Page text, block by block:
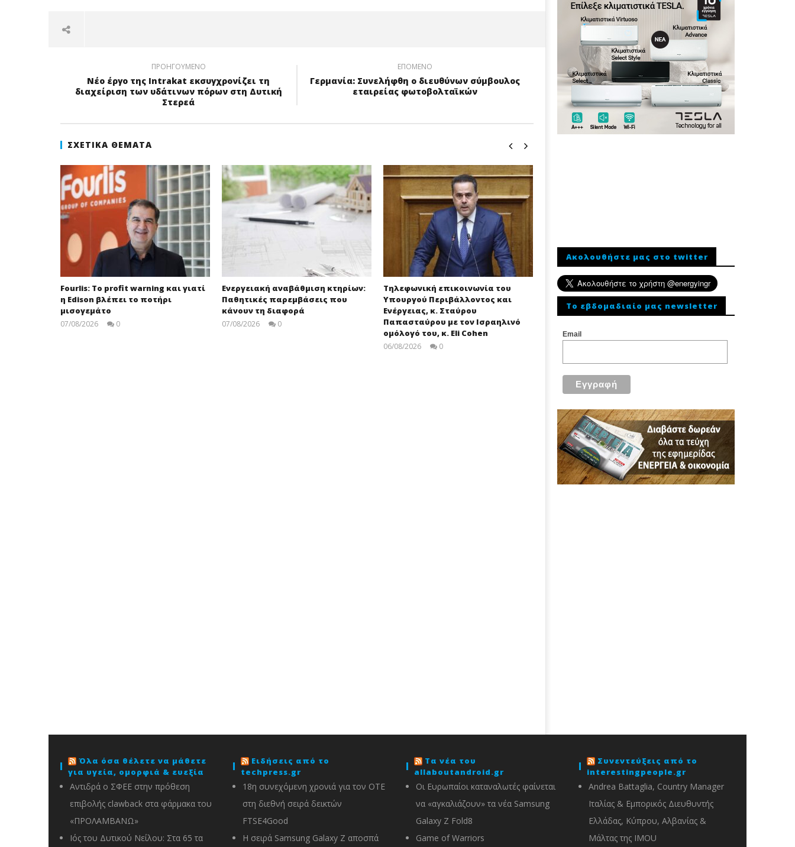
ΠΡΟΗΓΟΎΜΕΝΟ
Νέο έργο της Intrakat εκσυγχρονίζει τη
διαχείριση των υδάτινων πόρων στη Δυτική
Στερεά
ΕΠΌΜΕΝΟ
Γερμανία: Συνελήφθη ο διευθύνων σύμβουλος
εταιρείας φωτοβολταϊκών
ΣΧΕΤΙΚΆ ΘΈΜΑΤΑ
Fourlis: Το profit warning και γιατί
η Edison βλέπει το ποτήρι
μισογεμάτο
07/08/2026 0
Ενεργειακή αναβάθμιση κτηρίων:
Παθητικές παρεμβάσεις που
κάνουν τη διαφορά
07/08/2026 0
Τηλεφωνική επικοινωνία του
Υπουργού Περιβάλλοντος και
Ενέργειας, κ. Σταύρου
Παπασταύρου με τον Ισραηλινό
ομόλογό του, κ. Eli Cohen
06/08/2026 0
Ακολουθήστε μας στο twitter
To εβδομαδιαίο μας newsletter
Email
Όλα όσα θέλετε να μάθετε
για υγεία, ομορφιά & ευεξία
Αντιδρά ο ΣΦΕΕ στην πρόθεση
επιβολής clawback στα φάρμακα του
«ΠΡΟΛΑΜΒΑΝΩ»
Ιός του Δυτικού Νείλου: Στα 65 τα
Ειδήσεις από το
techpress.gr
18η συνεχόμενη χρονιά για τον ΟΤΕ
στη διεθνή σειρά δεικτών
FTSE4Good
Η σειρά Samsung Galaxy Z αποσπά
Τα νέα του
allaboutandroid.gr
Οι Ευρωπαίοι καταναλωτές φαίνεται
να «αγκαλιάζουν» τα νέα Samsung
Galaxy Z Fold8
Game of Warriors
Συνεντεύξεις από το
interestingpeople.gr
Andrea Battaglia, Country Manager
Ιταλίας & Εμπορικός Διευθυντής
Ελλάδας, Κύπρου, Αλβανίας &
Μάλτας της IMOU